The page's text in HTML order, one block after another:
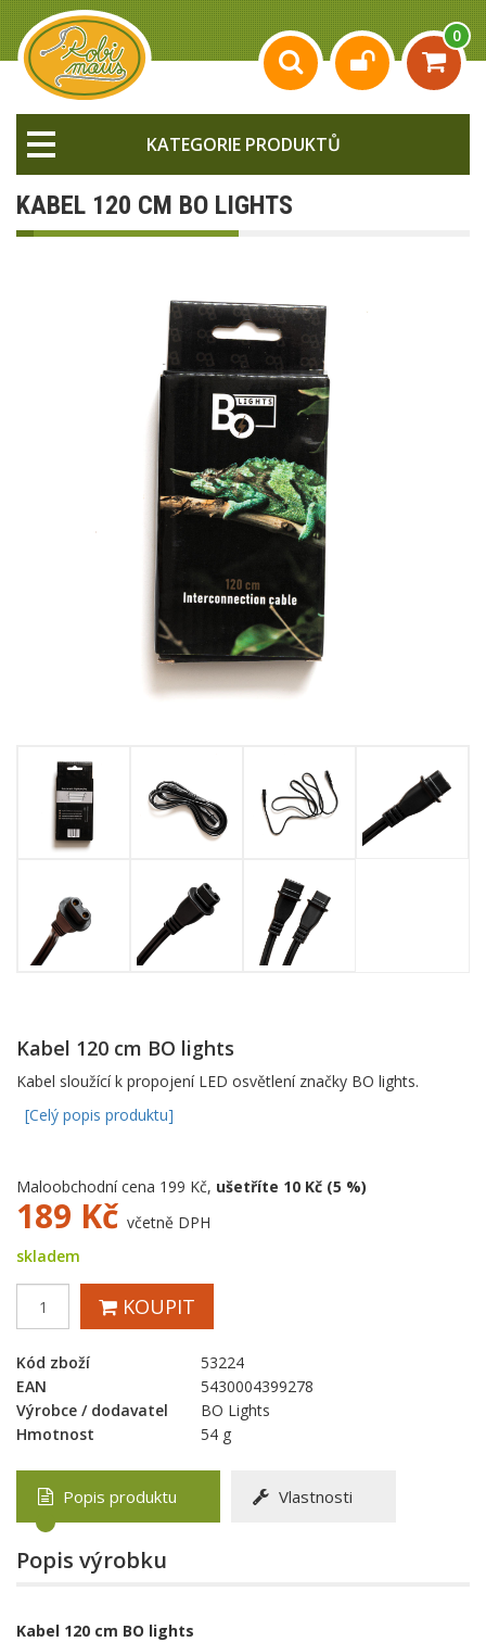
0
KATEGORIE PRODUKTŮ
KABEL 120 CM BO LIGHTS
Kabel 120 cm BO lights
Kabel sloužící k propojení LED osvětlení značky BO lights.
[Celý popis produktu]
Maloobchodní cena 199 Kč, ušetříte 10 Kč (5 %)
189 Kč včetně DPH
skladem
KOUPIT
Kód zboží
53224
EAN
5430004399278
Výrobce / dodavatel
BO Lights
Hmotnost
54 g
Popis produktu Vlastnosti
Popis výrobku
Kabel 120 cm BO lights